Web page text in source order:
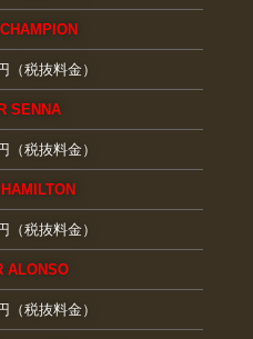
（税抜料金）
SENNA
（税抜料金）
（税抜料金）
ALONSO
（税抜料金）